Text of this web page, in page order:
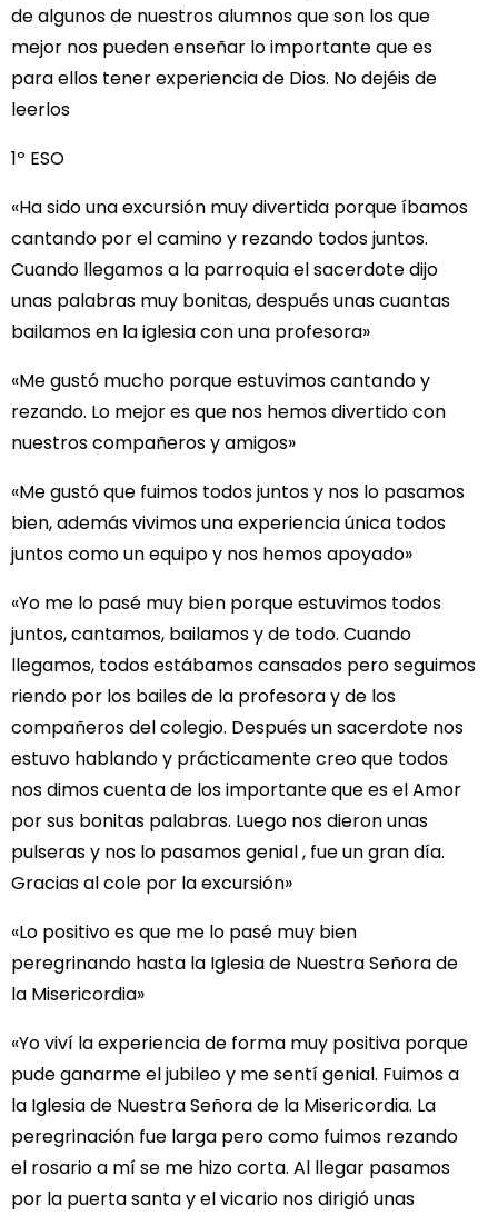
de algunos de nuestros alumnos que son los que
mejor nos pueden enseñar lo importante que es
para ellos tener experiencia de Dios. No dejéis de
leerlos
1º ESO
«Ha sido una excursión muy divertida porque íbamos
cantando por el camino y rezando todos juntos.
Cuando llegamos a la parroquia el sacerdote dijo
unas palabras muy bonitas, después unas cuantas
bailamos en la iglesia con una profesora»
«Me gustó mucho porque estuvimos cantando y
rezando. Lo mejor es que nos hemos divertido con
nuestros compañeros y amigos»
«Me gustó que fuimos todos juntos y nos lo pasamos
bien, además vivimos una experiencia única todos
juntos como un equipo y nos hemos apoyado»
«Yo me lo pasé muy bien porque estuvimos todos
juntos, cantamos, bailamos y de todo. Cuando
llegamos, todos estábamos cansados pero seguimos
riendo por los bailes de la profesora y de los
compañeros del colegio. Después un sacerdote nos
estuvo hablando y prácticamente creo que todos
nos dimos cuenta de los importante que es el Amor
por sus bonitas palabras. Luego nos dieron unas
pulseras y nos lo pasamos genial , fue un gran día.
Gracias al cole por la excursión»
«Lo positivo es que me lo pasé muy bien
peregrinando hasta la Iglesia de Nuestra Señora de
la Misericordia»
«Yo viví la experiencia de forma muy positiva porque
pude ganarme el jubileo y me sentí genial. Fuimos a
la Iglesia de Nuestra Señora de la Misericordia. La
peregrinación fue larga pero como fuimos rezando
el rosario a mí se me hizo corta. Al llegar pasamos
por la puerta santa y el vicario nos dirigió unas